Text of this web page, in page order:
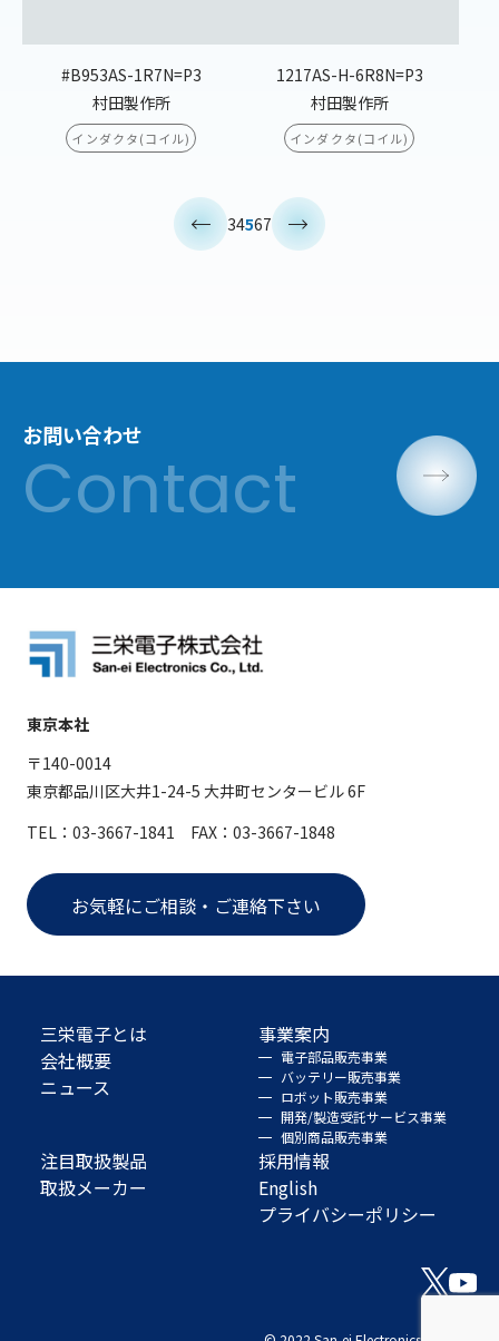
#B953AS-1R7N=P3
村田製作所
インダクタ(コイル)
1217AS-H-6R8N=P3
村田製作所
インダクタ(コイル)
34567
お問い合わせ
東京本社
〒140-0014
東京都品川区大井1-24-5 大井町センタービル 6F
TEL：03-3667-1841 FAX：03-3667-1848
お気軽にご相談・ご連絡下さい
三栄電子とは
会社概要
ニュース
事業案内
電子部品販売事業
バッテリー販売事業
ロボット販売事業
開発/製造受託サービス事業
個別商品販売事業
注目取扱製品
取扱メーカー
採用情報
English
プライバシーポリシー